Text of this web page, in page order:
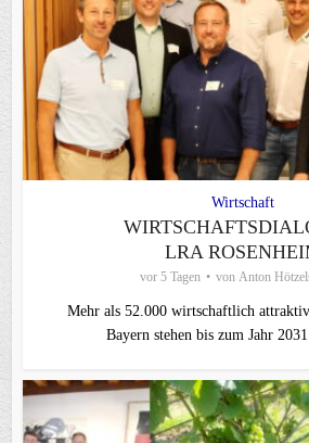
Wirtschaft
LRA
vor 5 Tagen von Anton
Mehr als 52.000 wirtschaftlich
Bayern stehen bis zum Jahr